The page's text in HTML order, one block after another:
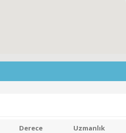
Derece Uzmanlık